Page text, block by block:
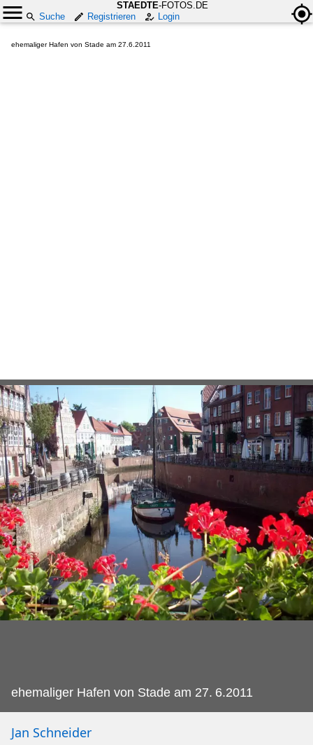
STAEDTE-FOTOS.DE
Suche
Registrieren Login
ehemaliger Hafen von Stade am 27.6.2011
ehemaliger Hafen von Stade am 27. 6.2011
Jan Schneider